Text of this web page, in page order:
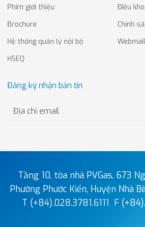
Phim giới thiệu
Brochure
Hệ thống quản lý nội bộ
HSEQ
Điều
Chính
Webmail
Đăng ký nhận bản tin
Tầng 10, tòa nhà PVGas, 673
Phường Phước Kiển, Huyện Nhà
T (+84).028.3781.6111 F